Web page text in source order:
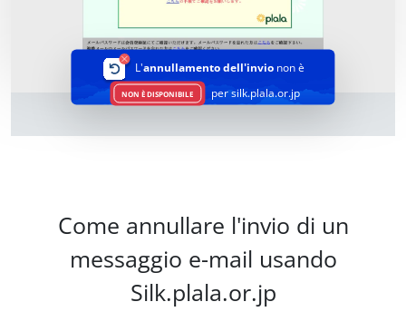
L'annullamento dell'invionon è
NON È DISPONIBILE per silk.plala.or.jp
Come annullare l'invio di un
messaggio e-mail usando
Silk.plala.or.jp